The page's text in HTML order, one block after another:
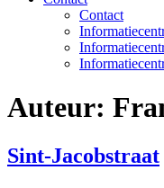
Contact
Auteur:
Sint-Jacobstraat